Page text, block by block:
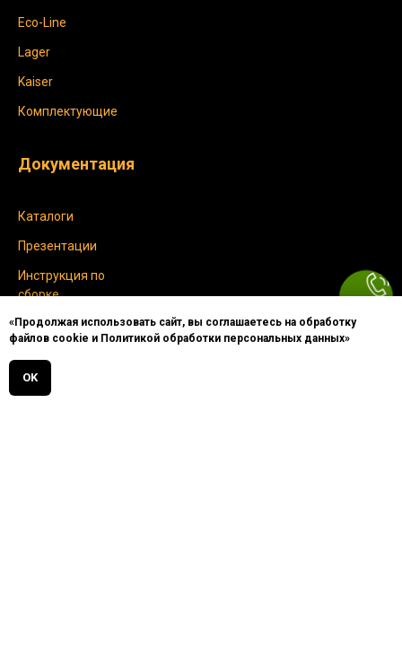
«Продолжая использовать сайт, вы соглашаетесь на обработку
файлов cookie и Политикой обработки персональных данных»
OK
Каталоги
Инструкция по
сборке
Eco-Line
Lager
Kaiser
Комплектующие
Декларации
Презентации
Документация